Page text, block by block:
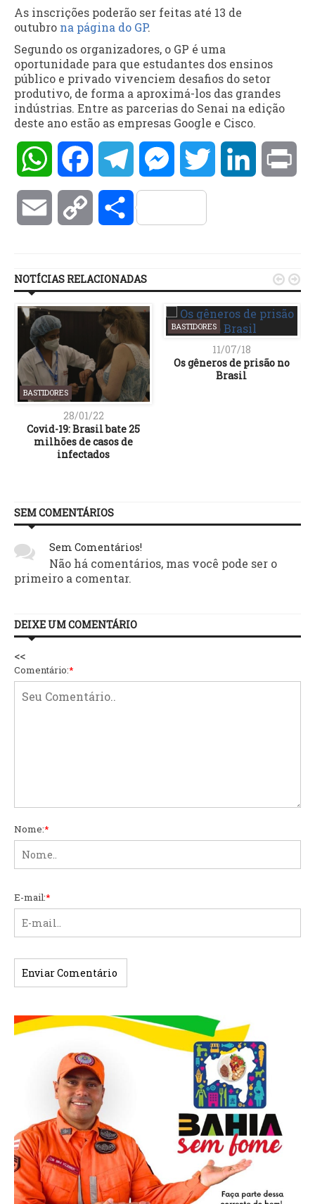
As inscrições poderão ser feitas até 13 de
outubro na página do GP.
Segundo os organizadores, o GP é uma
oportunidade para que estudantes dos ensinos
público e privado vivenciem desafios do setor
produtivo, de forma a aproximá-los das grandes
indústrias. Entre as parcerias do Senai na edição
deste ano estão as empresas Google e Cisco.
WhatsAppFacebookTelegramMessengerTwitter LinkedIn
Email Copy Compartilhar
NOTÍCIAS RELACIONADAS
BASTIDORES
28/01/22
Covid-19: Brasil bate 25
milhões de casos de
infectados
BASTIDORES
11/07/18
Os gêneros de prisão no
Brasil
 
SEM COMENTÁRIOS
Sem Comentários!
Não há comentários, mas você pode ser o
primeiro a comentar.
DEIXE UM COMENTÁRIO
<<
Comentário:*
Nome:*
E-mail:*